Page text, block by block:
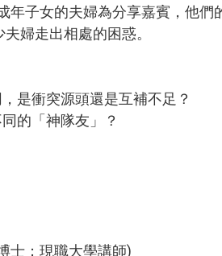
子女的夫婦為分享嘉賓，他們
婦走出相處的困惑。
是衝突源頭還是互補不足？
的「神隊友」？
士；現職大學講師)